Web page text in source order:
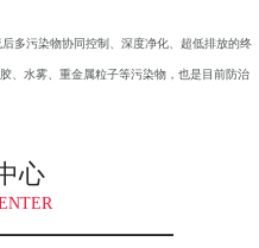
多污染物协同控制、深度净化、超低排放的终
、水雾、重金属粒子等污染物，也是目前防治
心